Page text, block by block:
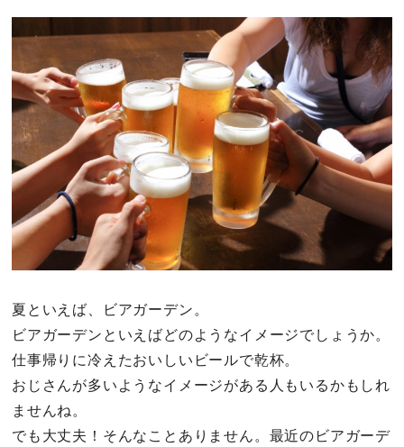
あるある
その他
ドキドキ
仕事とキャリア
特集
ファッション・美容
グルメ
趣味・旅行
夏といえば、ビアガーデン。
ビアガーデンといえばどのようなイメージでしょうか。
仕事帰りに冷えたおいしいビールで乾杯。
おじさんが多いようなイメージがある人もいるかもしれ
ませんね。
でも大丈夫！そんなことありません。最近のビアガーデ